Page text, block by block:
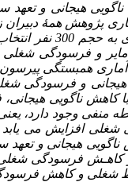
ناگویی هیجانی و
پژوهش همۀ
روش نمونه­ گیری
و مایر و فرسودگی
همبستگی
و فرسودگی
کاهش ناگویی
منفی وجود دارد،
افزایش می­ یابد
ناگویی هیجانی و
کاهـش فرسودگی
شغلی و کاهش